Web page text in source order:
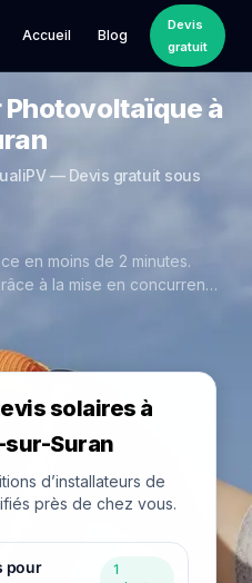
Accueil Blog
Devis
gratuit
à
— Devis gratuit sous
en moins de 2 minutes.
à la mise en concurrence
solaires à
Suran
d’installateurs de
près de chez vous.